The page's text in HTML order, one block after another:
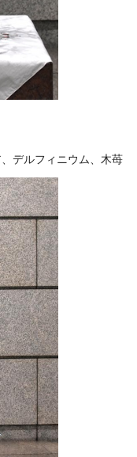
デルフィニウム、木苺